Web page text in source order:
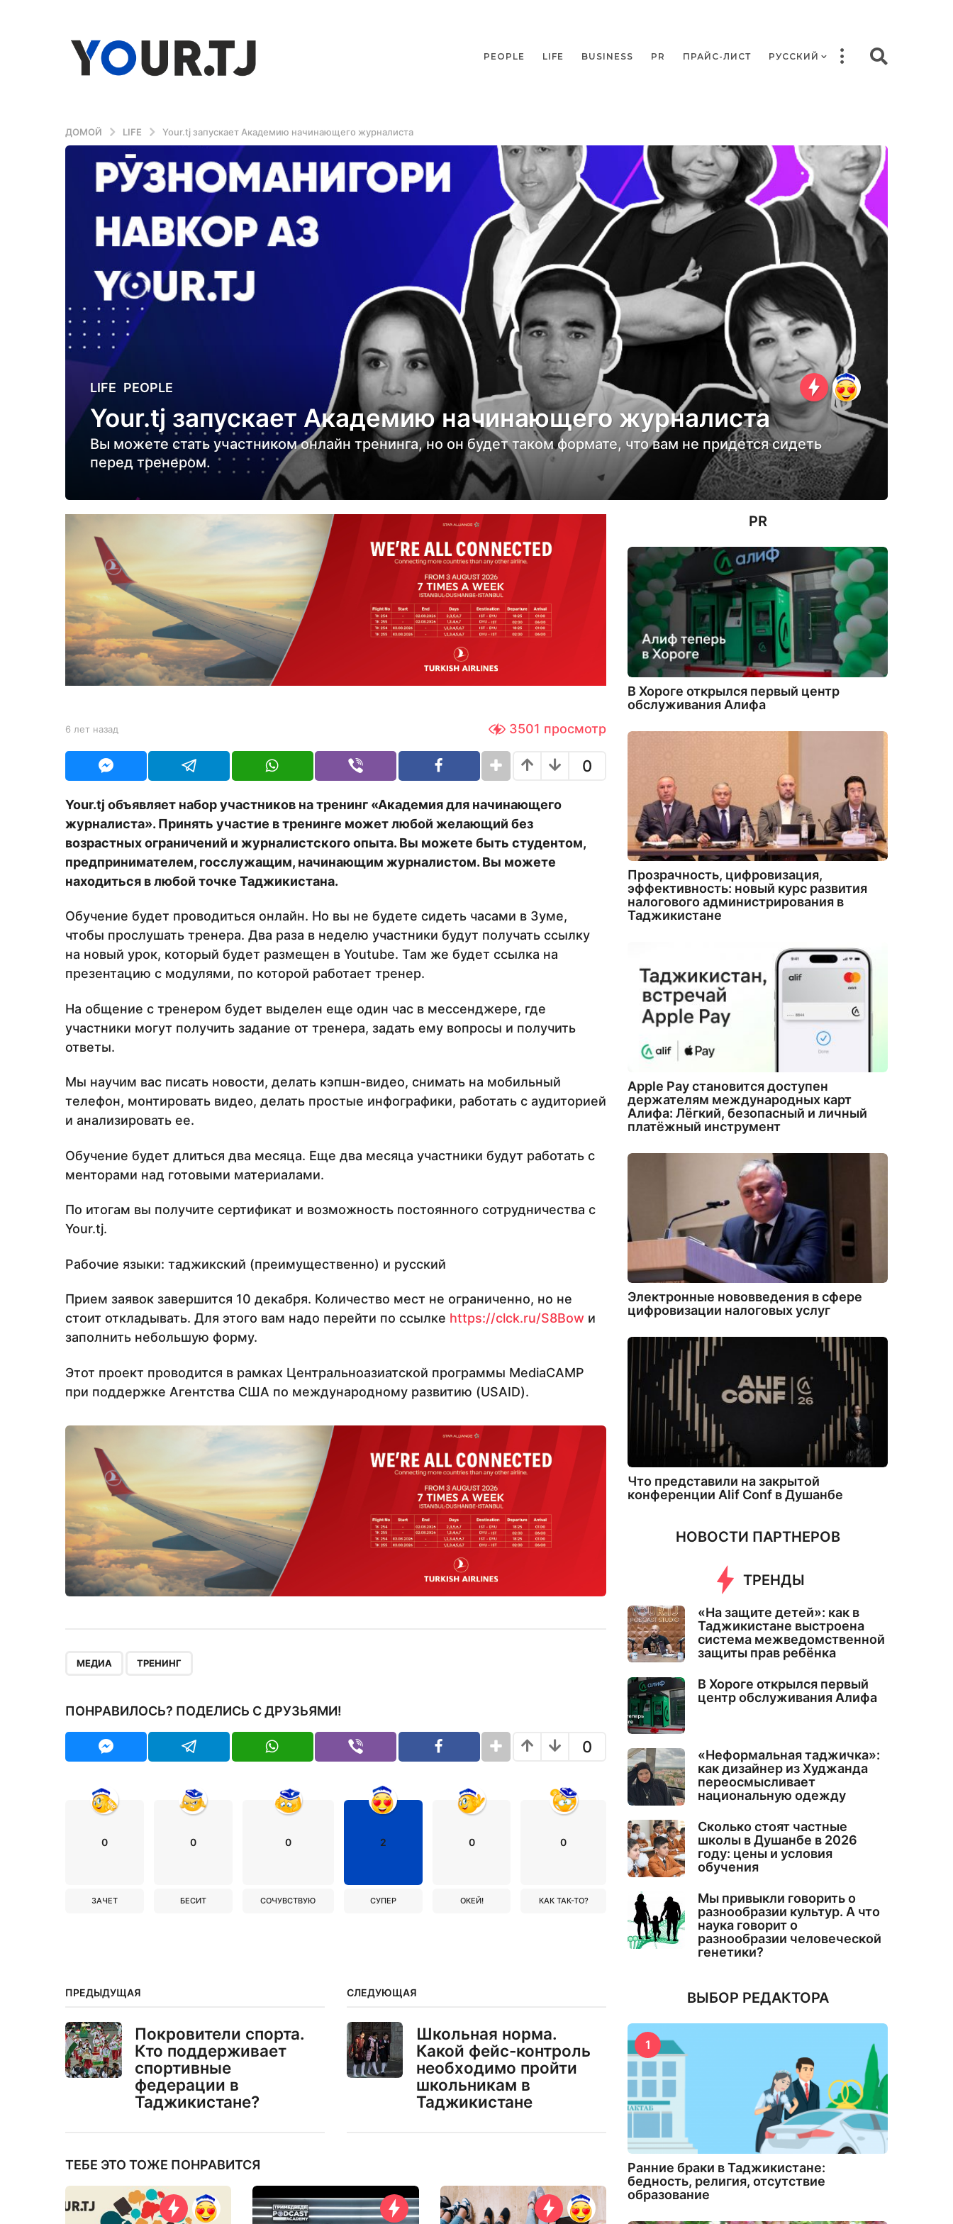
PEOPLE LIFE BUSINESS PR ПРАЙС-ЛИСТ РУССКИЙ
ДОМОЙ LIFE Your.tj запускает Академию начинающего журналиста
6
л
е
т
н
з
а
д
л
е
т
н
а
з
а
LIFE ,PEOPLE
Your.tj запускает Академию начинающего журналиста
Вы можете стать участником онлайн тренинга, но он будет таком формате, что вам не придется сидеть
перед тренером.
b
Y
U
6 лет назад
н
з
а
3501 просмотр
0
Your.tj объявляет набор участников на тренинг «Академия для начинающего
журналиста». Принять участие в тренинге может любой желающий без
возрастных ограничений и журналистского опыта. Вы можете быть студентом,
предпринимателем, госслужащим, начинающим журналистом. Вы можете
находиться в любой точке Таджикистана.
Обучение будет проводиться онлайн. Но вы не будете сидеть часами в Зуме,
чтобы прослушать тренера. Два раза в неделю участники будут получать ссылку
на новый урок, который будет размещен в Youtube. Там же будет ссылка на
презентацию с модулями, по которой работает тренер.
На общение с тренером будет выделен еще один час в мессенджере, где
участники могут получить задание от тренера, задать ему вопросы и получить
ответы.
Мы научим вас писать новости, делать кэпшн-видео, снимать на мобильный
телефон, монтировать видео, делать простые инфографики, работать с аудиторией
и анализировать ее.
Обучение будет длиться два месяца. Еще два месяца участники будут работать с
менторами над готовыми материалами.
По итогам вы получите сертификат и возможность постоянного сотрудничества с
Your.tj.
Рабочие языки: таджикский (преимущественно) и русский
Прием заявок завершится 10 декабря. Количество мест не ограниченно, но не
стоит откладывать. Для этого вам надо перейти по ссылке https://clck.ru/S8Bow и
заполнить небольшую форму.
Этот проект проводится в рамках Центральноазиатской программы MediaCAMP
при поддержке Агентства США по международному развитию (USAID).
МЕДИА ТРЕНИНГ
ПОНРАВИЛОСЬ? ПОДЕЛИСЬ С ДРУЗЬЯМИ!
0
0
ЗАЧЕТ
0
БЕСИТ
0
СОЧУВСТВУЮ
2
СУПЕР
0
ОКЕЙ!
0
КАК ТАК-ТО?
ПРЕДЫДУЩАЯ
Покровители спорта.
Кто поддерживает
спортивные
федерации в
Таджикистане?
СЛЕДУЮЩАЯ
Школьная норма.
Какой фейс-контроль
необходимо пройти
школьникам в
Таджикистане
ТЕБЕ ЭТО ТОЖЕ ПОНРАВИТСЯ
PR
В Хороге открылся первый центр
обслуживания Алифа
Прозрачность, цифровизация,
эффективность: новый курс развития
налогового администрирования в
Таджикистане
Apple Pay становится доступен
держателям международных карт
Алифа: Лёгкий, безопасный и личный
платёжный инструмент
Электронные нововведения в сфере
цифровизации налоговых услуг
Что представили на закрытой
конференции Alif Conf в Душанбе
НОВОСТИ ПАРТНЕРОВ
ТРЕНДЫ
«На защите детей»: как в
Таджикистане выстроена
система межведомственной
защиты прав ребёнка
В Хороге открылся первый
центр обслуживания Алифа
«Неформальная таджичка»:
как дизайнер из Худжанда
переосмысливает
национальную одежду
Сколько стоят частные
школы в Душанбе в 2026
году: цены и условия
обучения
Мы привыкли говорить о
разнообразии культур. А что
наука говорит о
разнообразии человеческой
генетики?
ВЫБОР РЕДАКТОРА
1
Ранние браки в Таджикистане:
бедность, религия, отсутствие
образование